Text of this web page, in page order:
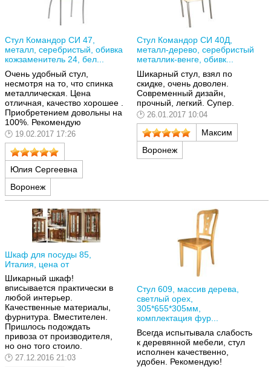
Стул Командор СИ 47,
металл, серебристый, обивка
кожзаменитель 24, бел...
Очень удобный стул,
несмотря на то, что спинка
металлическая. Цена
отличная, качество хорошее .
Приобретением довольны на
100%. Рекомендую
19.02.2017 17:26
Юлия Сергеевна
Воронеж
Стул Командор СИ 40Д,
металл-дерево, серебристый
металлик-венге, обивк...
Шикарный стул, взял по
скидке, очень доволен.
Современный дизайн,
прочный, легкий. Супер.
26.01.2017 10:04
Максим
Воронеж
Шкаф для посуды 85,
Италия, цена от
Шикарный шкаф!
вписывается практически в
любой интерьер.
Качественные материалы,
фурнитура. Вместителен.
Пришлось подождать
привоза от производителя,
но оно того стоило.
27.12.2016 21:03
Стул 609, массив дерева,
светлый орех,
305*655*305мм,
комплектация фур...
Всегда испытывала слабость
к деревянной мебели, стул
исполнен качественно,
удобен. Рекомендую!